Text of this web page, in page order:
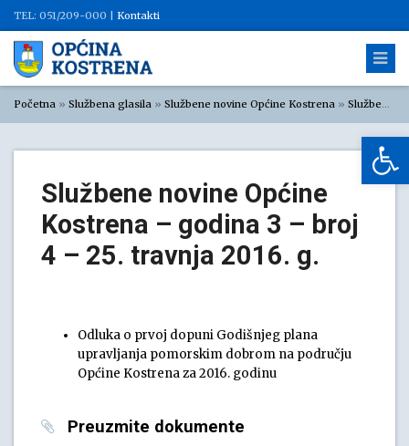
TEL: 051/209-000 | Kontakti
Početna » Službena glasila » Službene novine Općine Kostrena » Službene novine Općine Kostrena 2016
Službene novine Općine
Kostrena – godina 3 – broj
4 – 25. travnja 2016. g.
Odluka o prvoj dopuni Godišnjeg plana
upravljanja pomorskim dobrom na području
Općine Kostrena za 2016. godinu
Preuzmite dokumente